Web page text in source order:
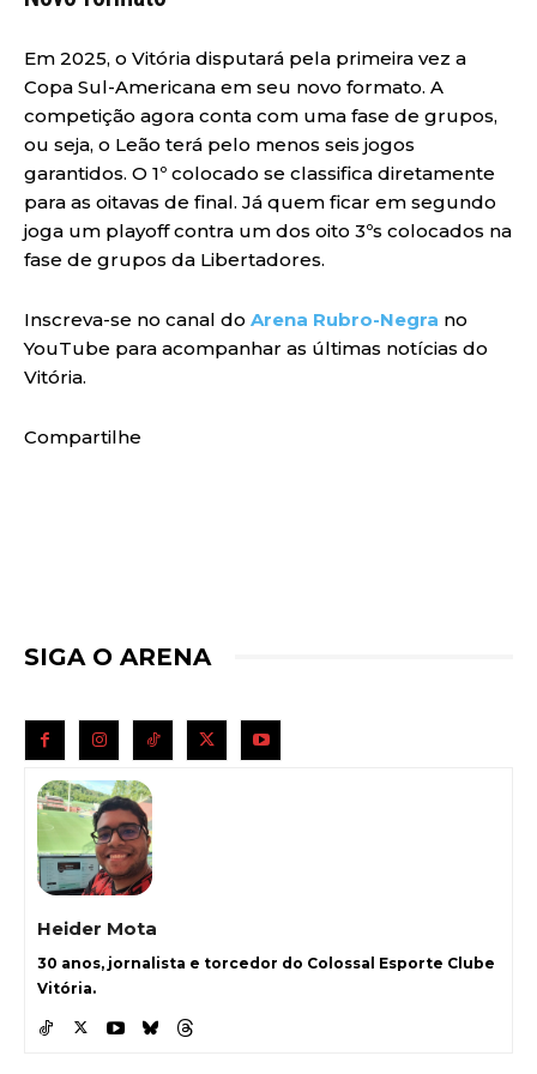
Em 2025, o Vitória disputará pela primeira vez a
Copa Sul-Americana em seu novo formato. A
competição agora conta com uma fase de grupos,
ou seja, o Leão terá pelo menos seis jogos
garantidos. O 1º colocado se classifica diretamente
para as oitavas de final. Já quem ficar em segundo
joga um playoff contra um dos oito 3ºs colocados na
fase de grupos da Libertadores.
Inscreva-se no canal do Arena Rubro-Negra no
YouTube para acompanhar as últimas notícias do
Vitória.
Compartilhe
SIGA O ARENA
Heider Mota
30 anos, jornalista e torcedor do Colossal Esporte Clube
Vitória.